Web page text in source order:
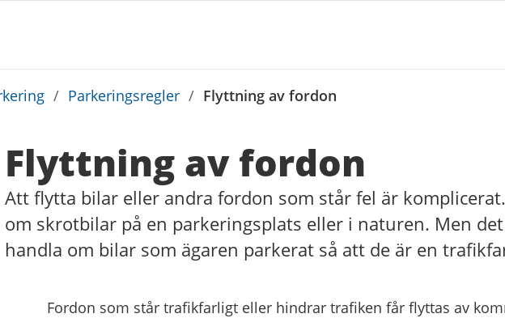
/ Parkeringsregler / Flyttning av fordon
Flyttning av fordon
Att flytta bilar eller andra fordon som står fel är
om skrotbilar på en parkeringsplats eller i naturen. Men
handla om bilar som ägaren parkerat så att de är en
Fordon som står trafikfarligt eller hindrar trafiken får flyttas av